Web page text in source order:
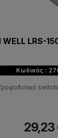
WELL LRS-
Κωδικός :
29,23